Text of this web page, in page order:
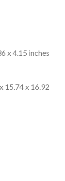
x 4.15 inches
15.74 x 16.92